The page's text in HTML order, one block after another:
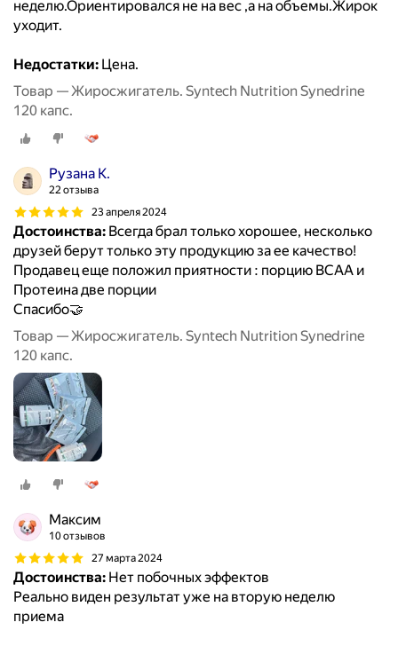
неделю.Ориентировался не на вес ,а на объемы.Жирок
уходит.
Недостатки: Цена.
Товар — Жиросжигатель. Syntech Nutrition Synedrine
120 капс.
Рузана К.
22 отзыва
23 апреля 2024
Достоинства: Всегда брал только хорошее, несколько
друзей берут только эту продукцию за ее качество!
Продавец еще положил приятности : порцию BCAA и
Протеина две порции
Спасибо🤝
Товар — Жиросжигатель. Syntech Nutrition Synedrine
120 капс.
Максим
10 отзывов
27 марта 2024
Достоинства: Нет побочных эффектов
Реально виден результат уже на вторую неделю
приема